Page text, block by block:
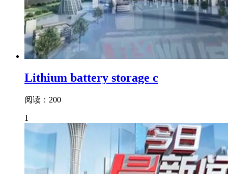
Lithium battery storage c
阅读：200
1